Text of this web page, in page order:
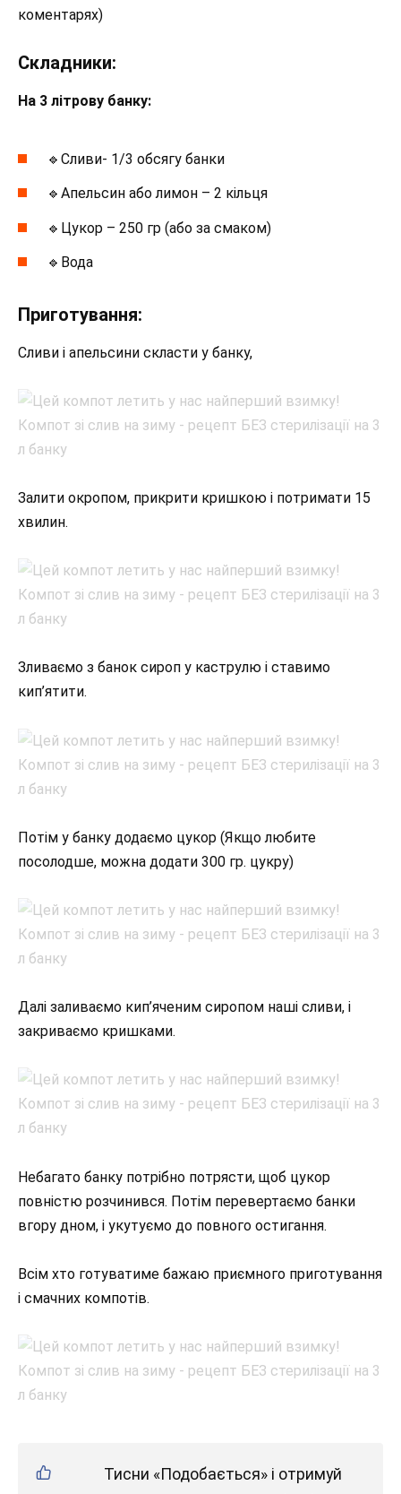
коментарях)
Складники:
На 3 літрову банку:
🔹Сливи- 1/3 обсягу банки
🔹Апельсин або лимон – 2 кільця
🔹Цукор – 250 гр (або за смаком)
🔹Вода
Приготування:
Сливи і апельсини скласти у банку,
Залити окропом, прикрити кришкою і потримати 15
хвилин.
Зливаємо з банок сироп у каструлю і ставимо
кип’ятити.
Потім у банку додаємо цукор (Якщо любите
посолодше, можна додати 300 гр. цукру)
Далі заливаємо кип’яченим сиропом наші сливи, і
закриваємо кришками.
Небагато банку потрібно потрясти, щоб цукор
повністю розчинився. Потім перевертаємо банки
вгору дном, і укутуємо до повного остигання.
Всім хто готуватиме бажаю приємного приготування
і смачних компотів.
Тисни «Подобається» і отримуй